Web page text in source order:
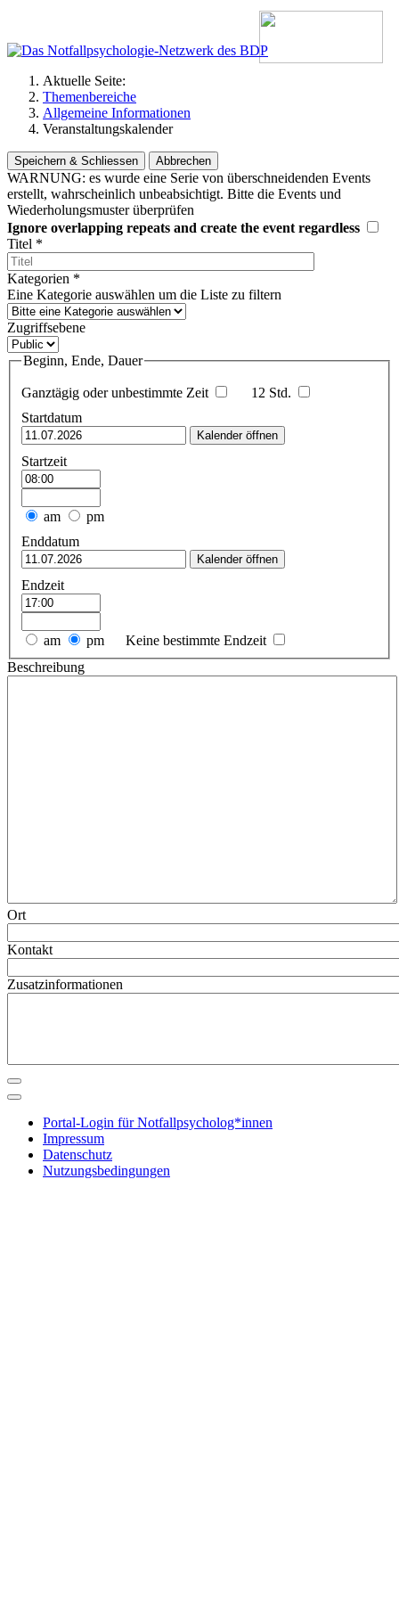
Aktuelle Seite:
Themenbereiche
Allgemeine Informationen
Veranstaltungskalender
Speichern & Schliessen Abbrechen
WARNUNG: es wurde eine Serie von überschneidenden Events
erstellt, wahrscheinlich unbeabsichtigt. Bitte die Events und
Wiederholungsmuster überprüfen
Ignore overlapping repeats and create the event regardless
Titel *
Kategorien *
Eine Kategorie auswählen um die Liste zu filtern
Zugriffsebene
Beginn, Ende, Dauer
Ganztägig oder unbestimmte Zeit
12 Std.
Startdatum
Kalender öffnen
Startzeit
am
pm
Enddatum
Kalender öffnen
Endzeit
am pm
Keine bestimmte Endzeit
Beschreibung
Ort
Kontakt
Zusatzinformationen
Portal-Login für Notfallpsycholog*innen
Impressum
Datenschutz
Nutzungsbedingungen